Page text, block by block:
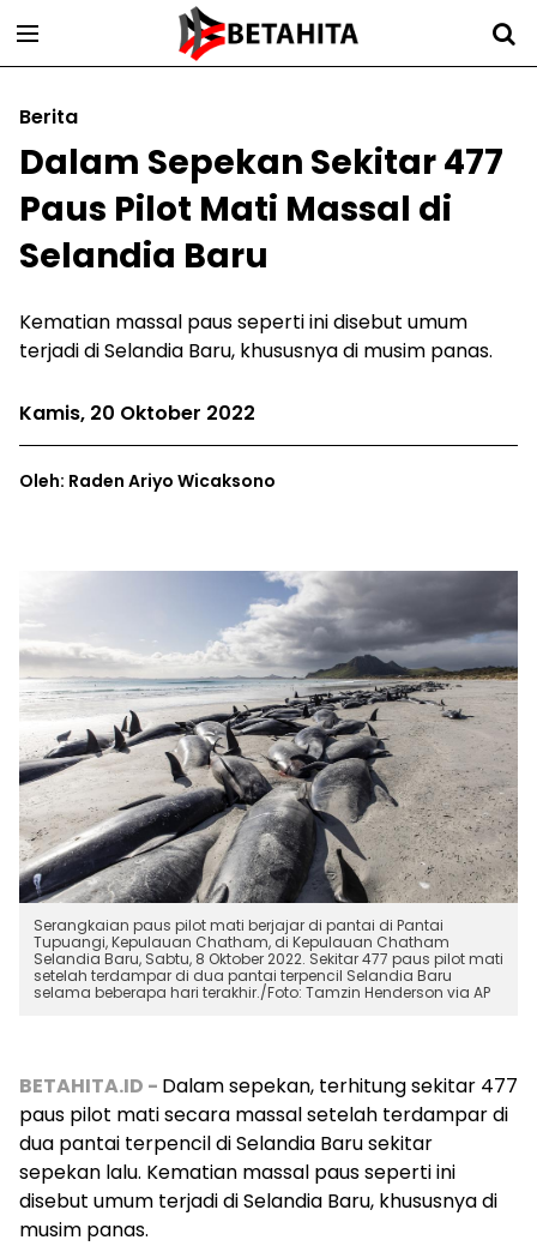
Berita
Dalam Sepekan Sekitar 477
Paus Pilot Mati Massal di
Selandia Baru
Kematian massal paus seperti ini disebut umum
terjadi di Selandia Baru, khususnya di musim panas.
Kamis, 20 Oktober 2022
Oleh: Raden Ariyo Wicaksono
Serangkaian paus pilot mati berjajar di pantai di Pantai
Tupuangi, Kepulauan Chatham, di Kepulauan Chatham
Selandia Baru, Sabtu, 8 Oktober 2022. Sekitar 477 paus pilot mati
setelah terdampar di dua pantai terpencil Selandia Baru
selama beberapa hari terakhir./Foto: Tamzin Henderson via AP
BETAHITA.ID - Dalam sepekan, terhitung sekitar 477
paus pilot mati secara massal setelah terdampar di
dua pantai terpencil di Selandia Baru sekitar
sepekan lalu. Kematian massal paus seperti ini
disebut umum terjadi di Selandia Baru, khususnya di
musim panas.